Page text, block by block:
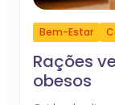
Bem-Estar
Rações
obesos